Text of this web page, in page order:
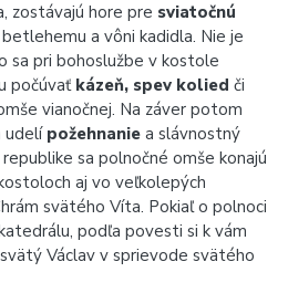
zostávajú hore pre sviatočnú
a vôni kadidla. Nie je
sa pri bohoslužbe v kostole
počúvať kázeň, spev kolied či
vianočnej. Na záver potom
udelí požehnanie a slávnostný
sa polnočné omše konajú
aj vo veľkolepých
svätého Víta. Pokiaľ o polnoci
podľa povesti si k vám
Václav v sprievode svätého